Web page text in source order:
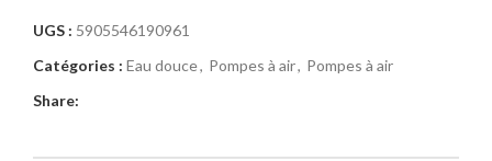
UGS : 5905546190961
Catégories : Eau douce, Pompes à air, Pompes à air
Share: